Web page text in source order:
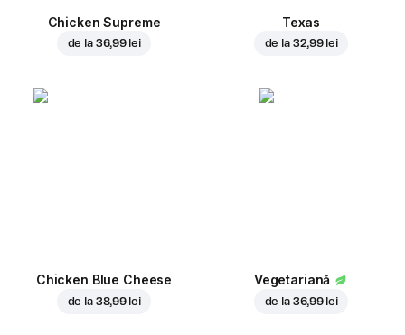
Chicken Supreme
de la 36,99 lei
Texas
de la 32,99 lei
Chicken Blue Cheese
de la 38,99 lei
Vegetariană
de la 36,99 lei